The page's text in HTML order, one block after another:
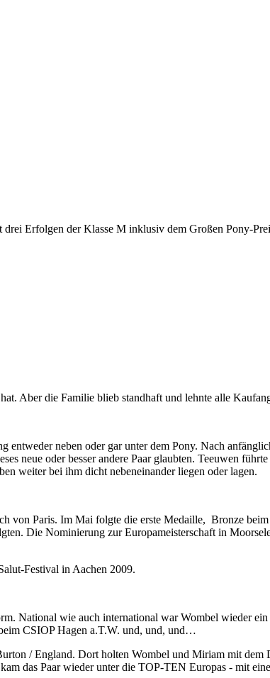
Erfolgen der Klasse M inklusiv dem Großen Pony-
Aber die Familie blieb standhaft und lehnte alle
neben oder gar unter dem Pony. Nach
neue oder besser andere Paar glaubten. Teeuwen
weiter bei ihm dicht nebeneinander liegen oder lagen.
von Paris. Im Mai folgte die erste Medaille, Bronze
Die Nominierung zur Europameisterschaft in
Festival in Aachen 2009.
National wie auch international war Wombel wieder
CSIOP Hagen a.T.W. und, und, und…
/ England. Dort holten Wombel und Miriam mit dem
das Paar wieder unter die TOP-TEN Europas - mit